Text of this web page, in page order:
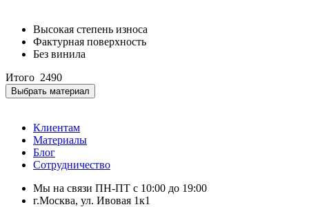
Высокая степень износа
Фактурная поверхность
Без винила
Итого 2490
Выбрать материал
Клиентам
Материалы
Блог
Сотрудничество
Мы на связи ПН-ПТ с 10:00 до 19:00
г.Москва, ул. Ивовая 1к1